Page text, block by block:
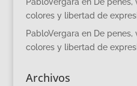
colores y libertad de
PabloVergara en De penes,
colores y libertad de
Archivos